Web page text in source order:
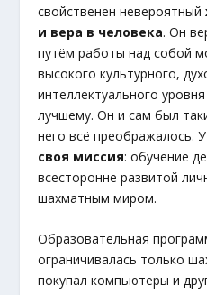
свойственен невероятный
и вера в человека. Он
путём работы над собой
высокого культурного,
интеллектуального
лучшему. Он и сам был
него всё преображалось.
своя миссия: обучение
всесторонне развитой
шахматным миром.
Образовательная
ограничивалась только
покупал компьютеры и